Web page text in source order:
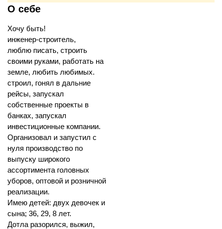
О себе
Хочу быть!
инженер-строитель,
люблю писать, строить
своими руками, работать на
земле, любить любимых.
строил, гонял в дальние
рейсы, запускал
собственные проекты в
банках, запускал
инвестиционные компании.
Организовал и запустил с
нуля производство по
выпуску широкого
ассортимента головных
уборов, оптовой и розничной
реализации.
Имею детей: двух девочек и
сына; 36, 29, 8 лет.
Дотла разорился, выжил,